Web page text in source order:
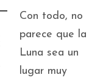
Con todo, no
parece que la
Luna sea un
lugar muy